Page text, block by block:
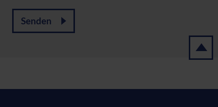
Senden